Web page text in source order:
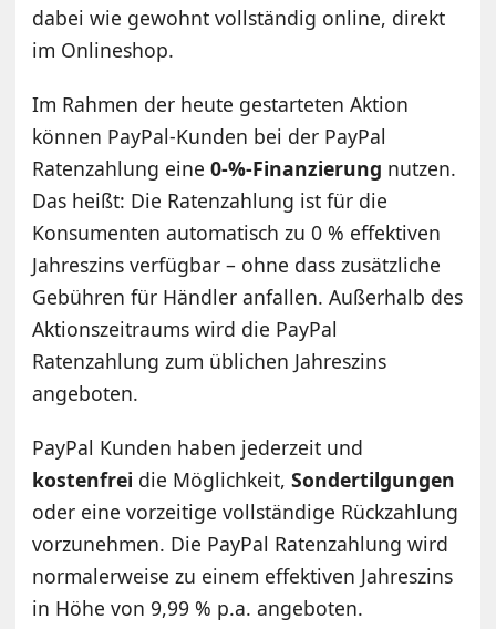
dabei wie gewohnt vollständig online, direkt
im Onlineshop.
Im Rahmen der heute gestarteten Aktion
können PayPal-Kunden bei der PayPal
Ratenzahlung eine0-%-Finanzierung nutzen.
Das heißt: Die Ratenzahlung ist für die
Konsumenten automatisch zu 0 % effektiven
Jahreszins verfügbar – ohne dass zusätzliche
Gebühren für Händler anfallen. Außerhalb des
Aktionszeitraums wird die PayPal
Ratenzahlung zum üblichen Jahreszins
angeboten.
PayPal Kunden haben jederzeit und
kostenfrei die Möglichkeit,Sondertilgungen
oder eine vorzeitige vollständige Rückzahlung
vorzunehmen. Die PayPal Ratenzahlung wird
normalerweise zu einem effektiven Jahreszins
in Höhe von 9,99 % p.a. angeboten.